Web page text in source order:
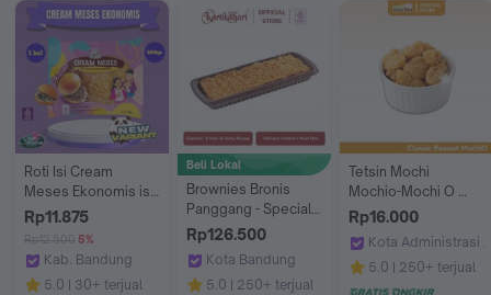
Roti Isi Cream
Meses Ekonomis isi
1 Bal
Rp11.875
Rp12.500 5%
Kab. Bandung
Sharon Bakery Official
5.0 30+ terjual
Beli Lokal
Brownies Bronis
Panggang - Special
Keju
Rp126.500
Kota Bandung
Kartika Sari Bakery
5.0 250+ terjual
Tetsin Mochi
Mochio-Mochi O
Classical Peanut
Rp16.000
Kota Administrasi
mochio7m
5.0 250+ terjual